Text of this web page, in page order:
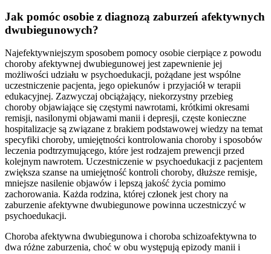
Jak pomóc osobie z diagnozą zaburzeń afektywnych
dwubiegunowych?
Najefektywniejszym sposobem pomocy osobie cierpiące z powodu
choroby afektywnej dwubiegunowej jest zapewnienie jej
możliwości udziału w psychoedukacji, pożądane jest wspólne
uczestniczenie pacjenta, jego opiekunów i przyjaciół w terapii
edukacyjnej. Zazwyczaj obciążający, niekorzystny przebieg
choroby objawiające się częstymi nawrotami, krótkimi okresami
remisji, nasilonymi objawami manii i depresji, częste konieczne
hospitalizacje są związane z brakiem podstawowej wiedzy na temat
specyfiki choroby, umiejętności kontrolowania choroby i sposobów
leczenia podtrzymującego, które jest rodzajem prewencji przed
kolejnym nawrotem. Uczestniczenie w psychoedukacji z pacjentem
zwiększa szanse na umiejętność kontroli choroby, dłuższe remisje,
mniejsze nasilenie objawów i lepszą jakość życia pomimo
zachorowania. Każda rodzina, której członek jest chory na
zaburzenie afektywne dwubiegunowe powinna uczestniczyć w
psychoedukacji.
Choroba afektywna dwubiegunowa i choroba schizoafektywna to
dwa różne zaburzenia, choć w obu występują epizody manii i